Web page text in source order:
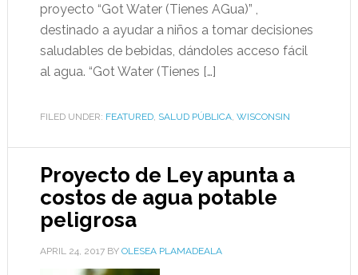
proyecto “Got Water (Tienes AGua)” ,
destinado a ayudar a niños a tomar decisiones
saludables de bebidas, dándoles acceso fácil
al agua. “Got Water (Tienes […]
FILED UNDER: FEATURED, SALUD PÚBLICA, WISCONSIN
Proyecto de Ley apunta a
costos de agua potable
peligrosa
APRIL 24, 2017BY OLESEA PLAMADEALA